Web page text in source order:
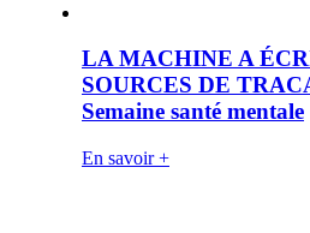
LA MACHINE A
SOURCES DE
Semaine santé mentale
En savoir +